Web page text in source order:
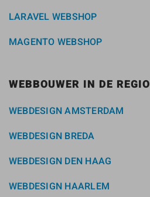
LARAVEL WEBSHOP
MAGENTO WEBSHOP
WEBBOUWER IN DE REGIO
WEBDESIGN AMSTERDAM
WEBDESIGN BREDA
WEBDESIGN DEN HAAG
WEBDESIGN HAARLEM